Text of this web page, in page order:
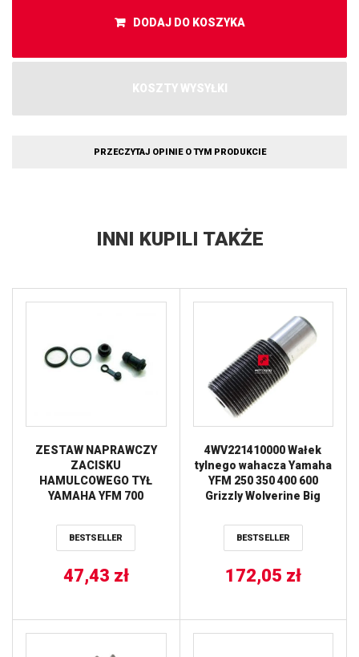
DODAJ DO KOSZYKA
KOSZTY WYSYŁKI
PRZECZYTAJ OPINIE O TYM PRODUKCIE
INNI KUPILI TAKŻE
ZESTAW NAPRAWCZY
ZACISKU
HAMULCOWEGO TYŁ
YAMAHA YFM 700
450 ’06-09, 660 ’04-07
TOURMAX
BESTSELLER
47,43 zł
4WV221410000 Wałek
tylnego wahacza Yamaha
YFM 250 350 400 600
Grizzly Wolverine Big
BESTSELLER
172,05 zł